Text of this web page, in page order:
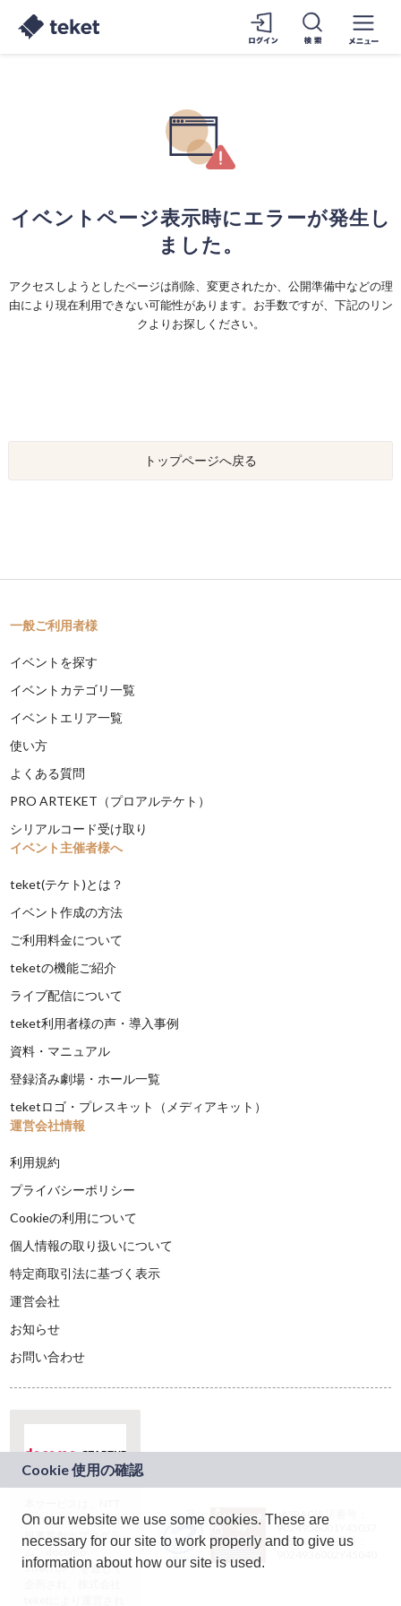
イベントページ表示時にエラーが発生し
ました。
アクセスしようとしたページは削除、変更されたか、公開準備中などの理
由により現在利用できない可能性があります。お手数ですが、下記のリン
クよりお探しください。
トップページへ戻る
一般ご利用者様
イベントを探す
イベントカテゴリ一覧
イベントエリア一覧
使い方
よくある質問
PRO ARTEKET（プロアルテケト）
シリアルコード受け取り
イベント主催者様へ
teket(テケト)とは？
イベント作成の方法
ご利用料金について
teketの機能ご紹介
ライブ配信について
teket利用者様の声・導入事例
資料・マニュアル
登録済み劇場・ホール一覧
teketロゴ・プレスキット（メディアキット）
運営会社情報
利用規約
プライバシーポリシー
Cookieの利用について
個人情報の取り扱いについて
特定商取引法に基づく表示
運営会社
お知らせ
お問い合わせ
ドコモグループの新
規事業創出プログラ
ム「docomo
STARTUP」を通じて
JASRAC許諾番号：
9024936001Y45037
JASRAC許諾番号：
On our website we use some cookies. These are
necessary for our site to work properly and to give us
information about how our site is used.